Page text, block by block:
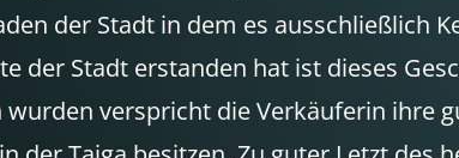
der Stadt in dem es ausschließlich
der Stadt erstanden hat ist dieses
verspricht die Verkäuferin ihre